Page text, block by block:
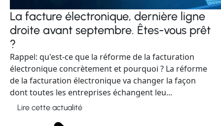
La facture électronique, dernière ligne
droite avant septembre. Êtes-vous prêt
?
Rappel: qu'est-ce que la réforme de la facturation
électronique concrètement et pourquoi ? La réforme
de la facturation électronique va changer la façon
dont toutes les entreprises échangent leu...
Lire cette actualité